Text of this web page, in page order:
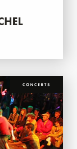
CONCERTS